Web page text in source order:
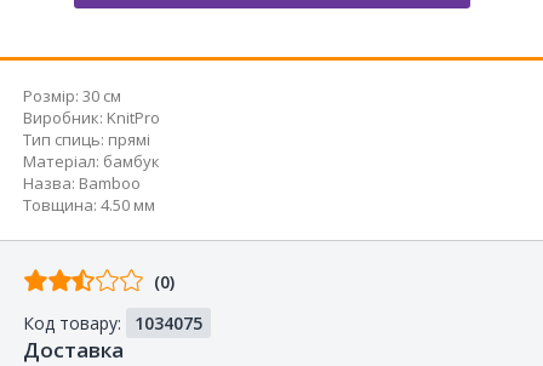
Розмір: 30 см
Виробник: KnitPro
Тип спиць: прямі
Матеріал: бамбук
Назва: Bamboo
Товщина: 4.50 мм
Відгуків
покупців
(0)
Код товару:
1034075
Доставка